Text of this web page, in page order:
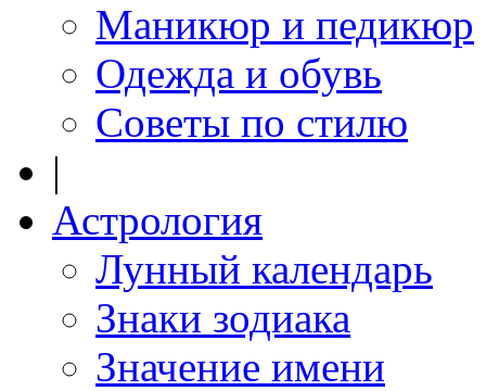
Маникюр и педикюр
Одежда и обувь
Советы по стилю
|
Астрология
Лунный календарь
Знаки зодиака
Значение имени